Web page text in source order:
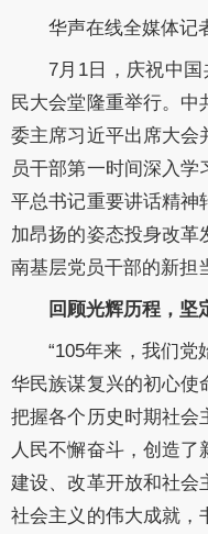
华声在线全媒体记
7月1日，庆祝中
民大会堂隆重举行。
委主席习近平出席大会
员干部第一时间深入
平总书记重要讲话精神
加昂扬的姿态投身改革
南基层党员干部的新担
回顾光辉历程，坚
“105年来，我们
华民族谋复兴的初心使
把握各个历史时期社会
人民不懈奋斗，创造
建设、改革开放和社会
社会主义的伟大成就，